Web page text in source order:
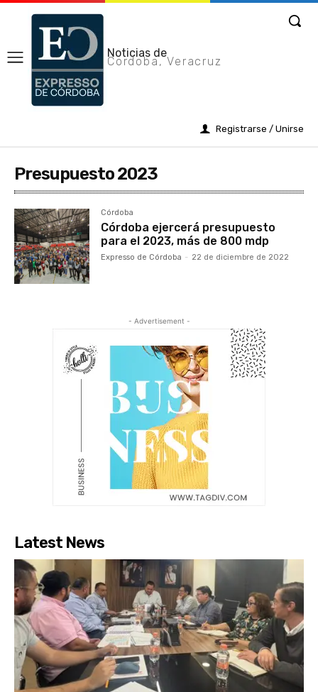
Noticias de
Cordoba, Veracruz
Registrarse / Unirse
Presupuesto 2023
Córdoba
Córdoba ejercerá presupuesto
para el 2023, más de 800 mdp
Expresso de Córdoba - 22 de diciembre de 2022
- Advertisement -
Latest News